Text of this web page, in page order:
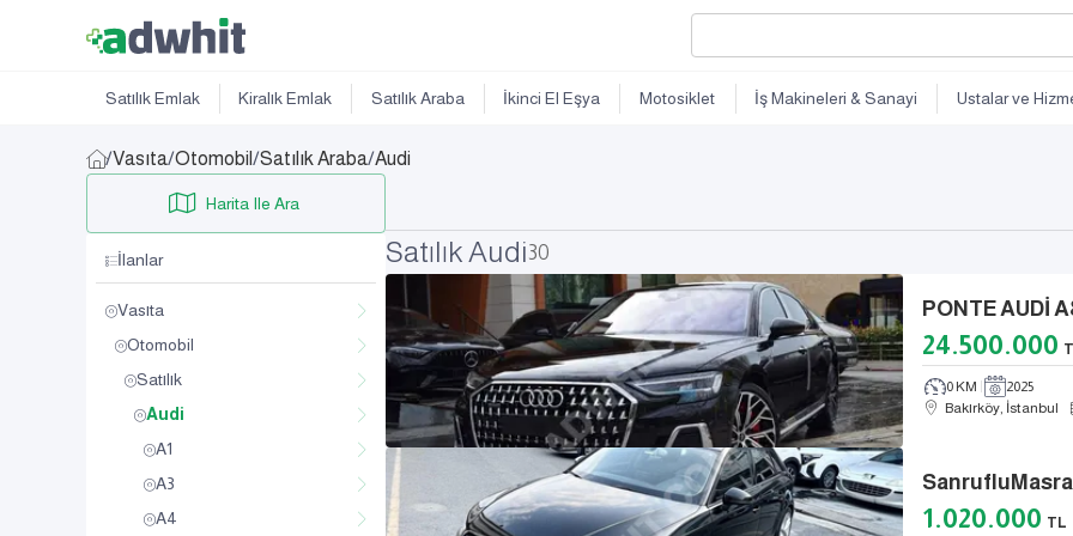
Satılık Emlak Kiralık Emlak Satılık Araba İkinci El Eşya Motosiklet İş Makineleri & Sanayi Ustalar ve
/Vasıta/Otomobil /Satılık Araba/Audi
Harita Ile Ara
İlanlar
Vasıta
Otomobil
Satılık
Audi
A1
A3
A4
Satılık Audi30
PONTE AUDİ
24.500.000
0 KM
2025
Bakırköy, İstanbul
1.020.000 TL